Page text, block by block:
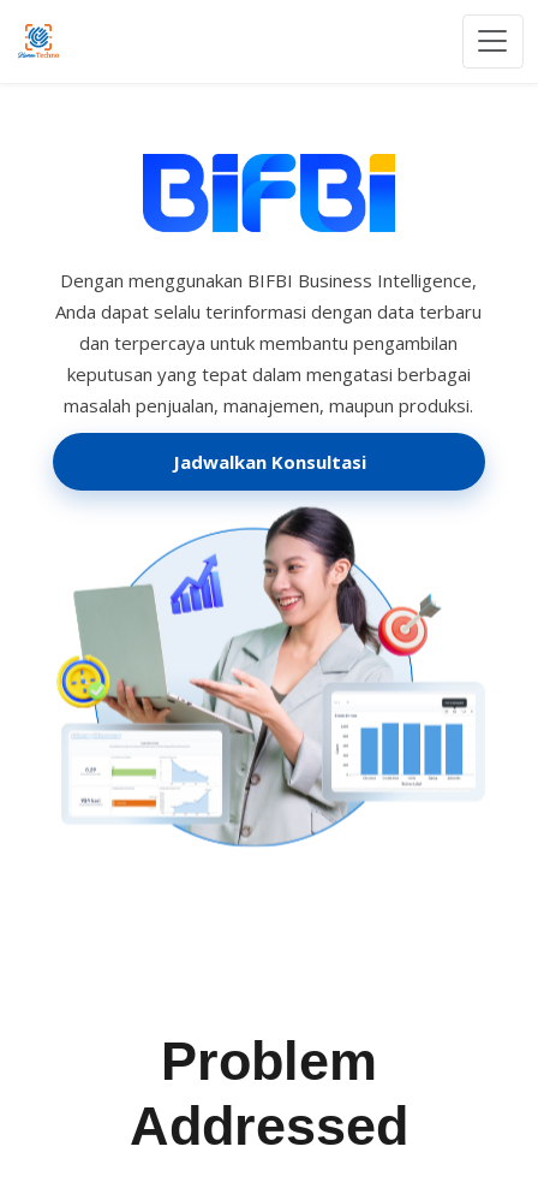
Dengan menggunakan BIFBI Business Intelligence,
Anda dapat selalu terinformasi dengan data terbaru
dan terpercaya untuk membantu pengambilan
keputusan yang tepat dalam mengatasi berbagai
masalah penjualan, manajemen, maupun produksi.
Jadwalkan Konsultasi
Problem
Addressed